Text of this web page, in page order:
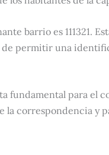
barrio es
permitir una
fundamental para el
correspondencia y